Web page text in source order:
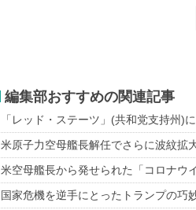
編集部おすすめの関連記事
「レッド・ステーツ」(共和党支持州)
米原子力空母艦長解任でさらに波紋拡
米空母艦長から発せられた「コロナウ
国家危機を逆手にとったトランプの巧